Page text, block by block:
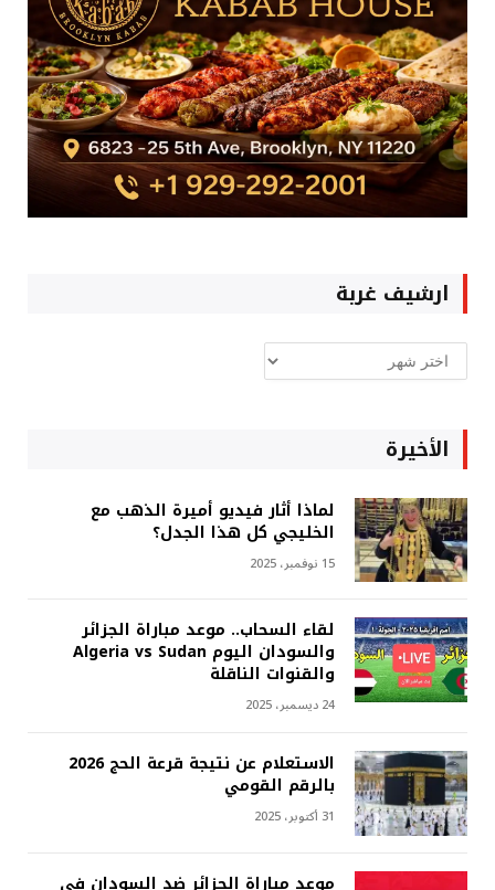
ارشيف غربة
ارشيف
غربة
الأخيرة
لماذا أثار فيديو أميرة الذهب مع
الخليجي كل هذا الجدل؟
15 نوفمبر، 2025
لقاء السحاب.. موعد مباراة الجزائر
والسودان اليوم Algeria vs Sudan
والقنوات الناقلة
24 ديسمبر، 2025
الاستعلام عن نتيجة قرعة الحج 2026
بالرقم القومي
31 أكتوبر، 2025
موعد مباراة الجزائر ضد السودان في